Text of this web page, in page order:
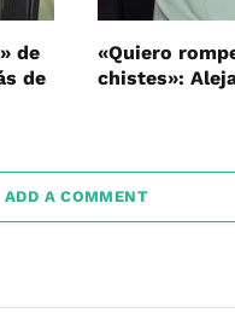
de
de
«Quiero
chistes»:
ADD A COMMENT